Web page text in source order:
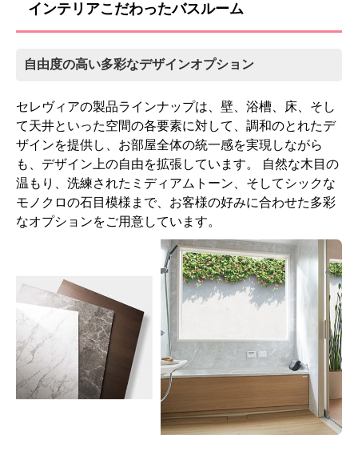
壁出し水栓(メッキ)+メッ
キシャワー
標準仕様モデル
スリムロングミラー
(W250×H888)
標準仕様モデル
照明
天井付け照明
標準仕様モデル
換気設備
バスチェア
インテリアこだわったバスルーム
自由度の高い多彩なデザインオプション
セレヴィアの製品ラインナップは、壁、浴槽、床、そし
て天井といった空間の各要素に対して、調和のとれたデ
ザインを提供し、お部屋全体の統一感を実現しながら
も、デザイン上の自由を拡張しています。 自然な木目の
温もり、洗練されたミディアムトーン、そしてシックな
モノクロの石目模様まで、お客様の好みに合わせた多彩
なオプションをご用意しています。